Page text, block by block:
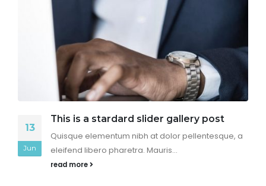
13
Jun
This is a stardard slider gallery post
Quisque elementum nibh at dolor pellentesque, a
eleifend libero pharetra. Mauris...
read more